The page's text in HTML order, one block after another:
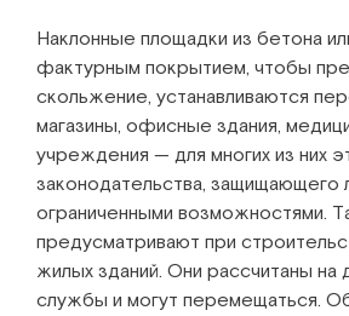
Наклонные площадки из бетона
фактурным покрытием, чтобы
скольжение, устанавливаются
магазины, офисные здания,
учреждения — для многих из них
законодательства, защищающего
ограниченными возможностями.
предусматривают при
жилых зданий. Они рассчитаны на
службы и могут перемещаться.